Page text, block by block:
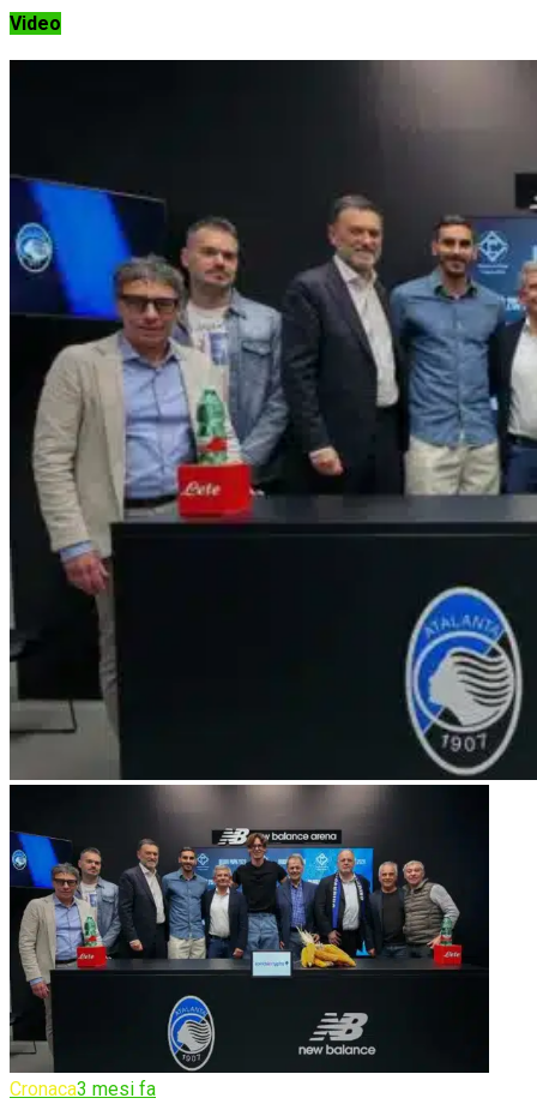
Video
Cronaca3 mesi fa